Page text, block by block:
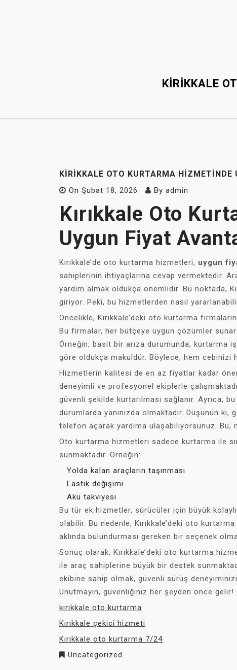
KIRIKKALE
KIRIKKALE OTO KURTARMA HIZMETINDE
On Şubat 18, 2026 By admin
Kırıkkale Oto
Uygun Fiyat
Kırıkkale’de oto kurtarma hizmetleri, uygun
sahiplerinin ihtiyaçlarına cevap vermektedir.
yardım almak oldukça önemlidir. Bu noktada,
giriyor. Peki, bu hizmetlerden nasıl
Öncelikle, Kırıkkale’deki oto kurtarma
Bu firmalar, her bütçeye uygun çözümler
Örneğin, basit bir arıza durumunda, kurtarma
göre oldukça makuldür. Böylece, hem cebinizi
Hizmetlerin kalitesi de en az fiyatlar kadar
deneyimli ve profesyonel ekiplerle
güvenli şekilde kurtarılması sağlanır. Ayrıca,
durumlarda yanınızda olmaktadır. Düşünün ki,
telefon açarak yardıma ulaşabiliyorsunuz. Bu,
Oto kurtarma hizmetleri sadece kurtarma ile
sunmaktadır. Örneğin:
Yolda kalan araçların taşınması
Lastik değişimi
Akü takviyesi
Bu tür ek hizmetler, sürücüler için büyük
olabilir. Bu nedenle, Kırıkkale’deki oto
aklında bulundurması gereken bir seçenek
Sonuç olarak, Kırıkkale’deki oto kurtarma
ile araç sahiplerine büyük bir destek
ekibine sahip olmak, güvenli sürüş
Unutmayın, güvenliğiniz her şeyden önce gelir!
kırıkkale oto kurtarma
Kırıkkale çekici hizmeti
Kırıkkale oto kurtarma 7/24
Uncategorized